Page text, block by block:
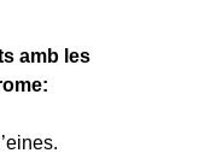
amb les